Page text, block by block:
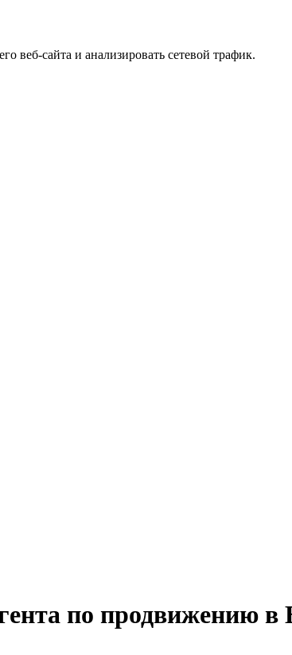
веб-сайта и анализировать сетевой трафик.
по продвижению в